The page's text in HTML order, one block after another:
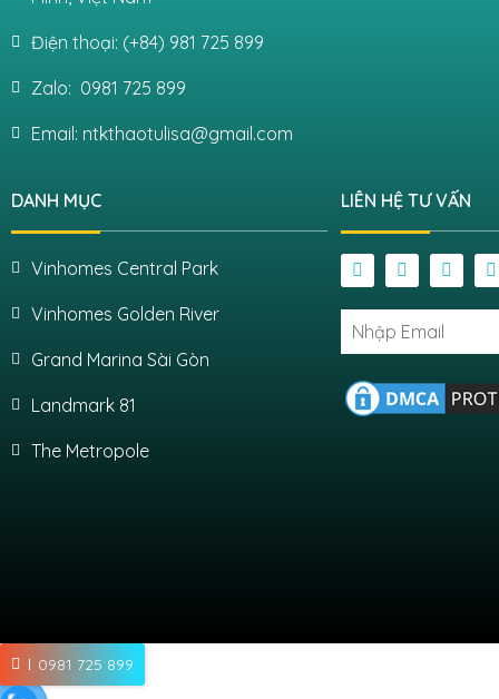
Điện thoại: (+84) 981 725 899
Zalo: 0981 725 899
Email: ntkthaotulisa@gmail.com
DANH MỤC
Vinhomes Central Park
Vinhomes Golden River
Grand Marina Sài Gòn
Landmark 81
The Metropole
LIÊN HỆ TƯ VẤN
0981 725 899